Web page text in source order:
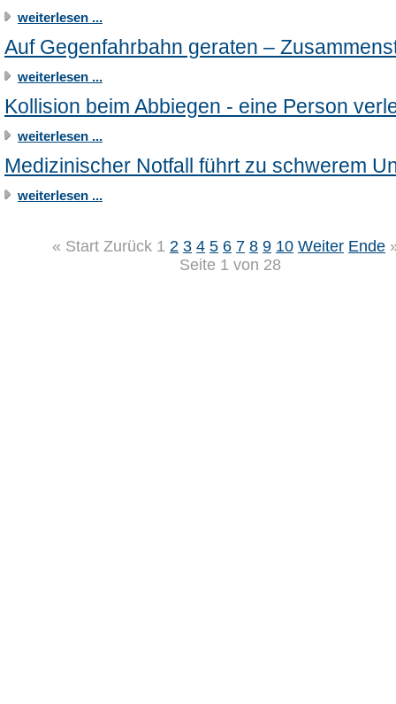
weiterlesen ...
Auf Gegenfahrbahn geraten –
weiterlesen ...
Kollision beim Abbiegen - eine Person
weiterlesen ...
Medizinischer Notfall führt zu schwerem
weiterlesen ...
« Start Zurück 1 2 3 4 5 6 7 8 9 10 Weiter Ende
Seite 1 von 28